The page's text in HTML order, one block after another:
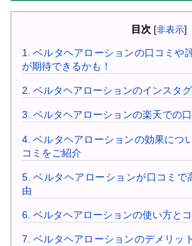
目次 [非表示]
1.
ベルタヘアローションの口コミや
が期待できるかも！
2. ベルタヘアローションのインスタ
3. ベルタヘアローションの楽天での口
4. ベルタヘアローションの効果につ
コミをご紹介
5. ベルタヘアローションが口コミで
由
6. ベルタヘアローションの使い方と
7. ベルタヘアローションのデメリッ